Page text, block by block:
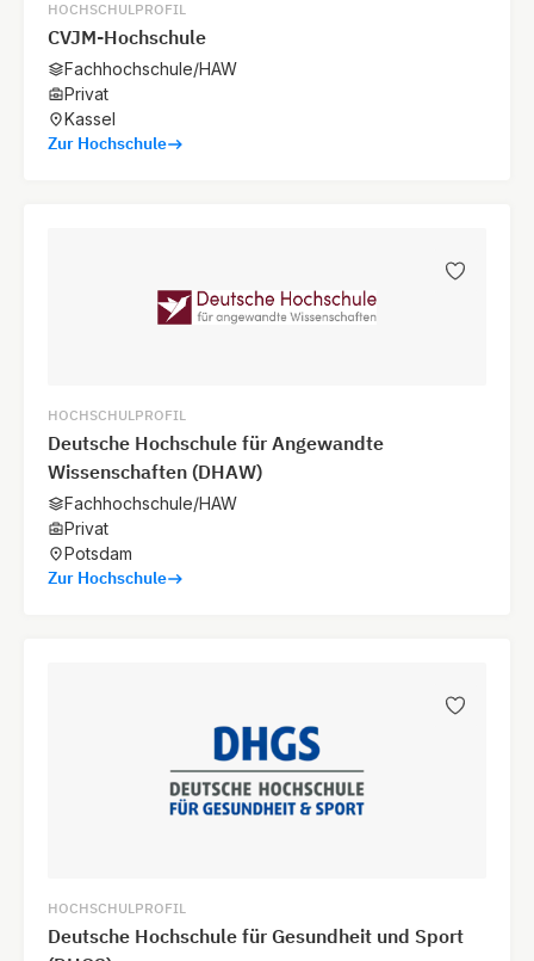
HOCHSCHULPROFIL
CVJM-Hochschule
Fachhochschule/HAW
Privat
Kassel
Zur Hochschule
HOCHSCHULPROFIL
Deutsche Hochschule für Angewandte
Wissenschaften (DHAW)
Fachhochschule/HAW
Privat
Potsdam
Zur Hochschule
HOCHSCHULPROFIL
Deutsche Hochschule für Gesundheit und Sport